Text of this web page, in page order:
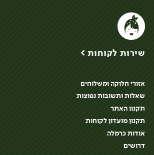
שירות לקוחות >
אזורי חלוקה ומשלוחים
שאלות ותשובות נפוצות
תקנון האתר
תקנון מועדון לקוחות
אודות כרמלה
דרושים